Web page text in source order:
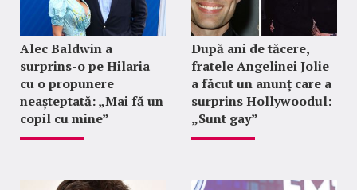
Alec Baldwin a
surprins-o pe Hilaria
cu o propunere
neașteptată: „Mai fă un
copil cu mine”
După ani de tăcere,
fratele Angelinei Jolie
a făcut un anunț care a
surprins Hollywoodul:
„Sunt gay”